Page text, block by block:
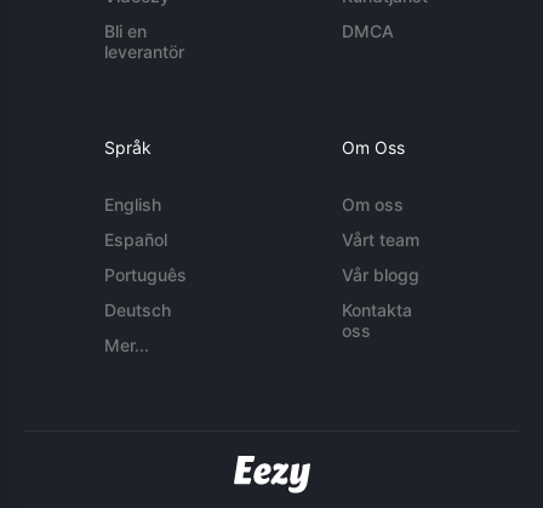
Bli en
leverantör
DMCA
Språk
English
Español
Português
Deutsch
Mer...
Om Oss
Om oss
Vårt team
Vår blogg
Kontakta
oss